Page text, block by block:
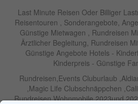
Last Minute Reisen Oder Billiger
Reisentouren , Sonderangebote,
Günstige Mietwagen , Rundreisen
Ärztlicher Begleitung, Rundreisen
Günstige Angebote Hotels -
Kinderpreis - Günstige
Rundreisen,Events Cluburlaub
,Magic Life Clubschnäppchen
Rundreisen Wohnmobile 2023und